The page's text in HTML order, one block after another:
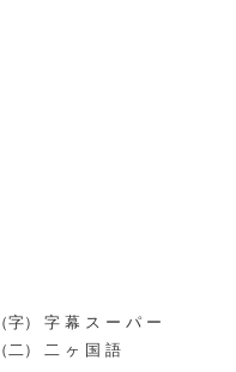
（字） 字 幕 ス ー パ ー
（二） 二 ヶ 国 語